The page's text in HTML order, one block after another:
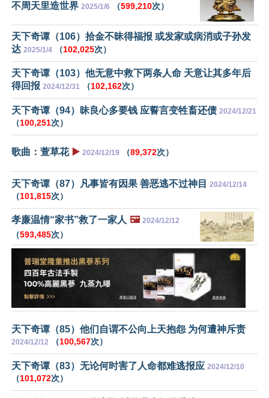
不周天里造世界 2025/1/6 （599,210次）
天下奇谭（106）拾金不昧得福报 或发家或病消或子孙发
达 2025/1/4 （102,025次）
天下奇谭（103）他无意中救下两条人命 天意让其多年后
得回报 2024/12/31 （102,162次）
天下奇谭（94）昧良心多要钱 应誓言变牲畜还债 2024/12/21
（100,251次）
歌曲：萱草花 ▶️ 2024/12/19 （89,372次）
天下奇谭（87）凡事皆有因果 善恶逃不过神目 2024/12/14
（101,815次）
孝廉温情“家书”救了一家人 🖼️ 2024/12/12
（593,485次）
天下奇谭（85）他们自谓不公向上天抱怨 为何遭神斥责
2024/12/12 （100,567次）
天下奇谭（83）无论何时害了人命都难逃报应 2024/12/10
（101,072次）